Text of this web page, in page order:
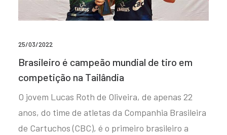
25/03/2022
Brasileiro é campeão mundial de tiro em
competição na Tailândia
O jovem Lucas Roth de Oliveira, de apenas 22
anos, do time de atletas da Companhia Brasileira
de Cartuchos (CBC), é o primeiro brasileiro a